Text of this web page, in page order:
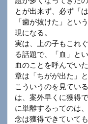
とが出来ず、必ず「
「歯が抜けた」とい
現になる。
実は、上の子もこれ
る話題で、「血」と
血のことを呼んでい
章は「ちがが出た」
こういうのを見てい
は、案外早くに獲得
に単離するってのは
念は獲得できていて